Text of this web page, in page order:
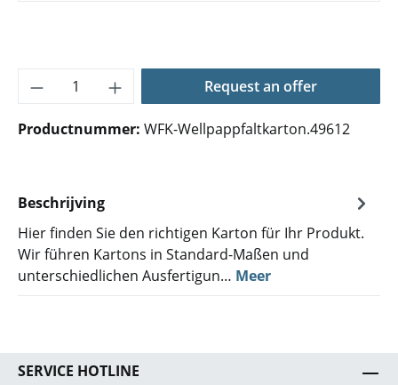
Producthoeveelheid: Voer de gewenste
Request an offer
Productnummer: WFK-Wellpappfaltkarton.49612
Beschrijving
Hier finden Sie den richtigen Karton für Ihr Produkt.
Wir führen Kartons in Standard-Maßen und
unterschiedlichen Ausfertigun… Meer
SERVICE HOTLINE